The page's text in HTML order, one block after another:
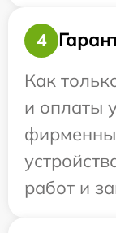
4
Как
и оплаты
работ и